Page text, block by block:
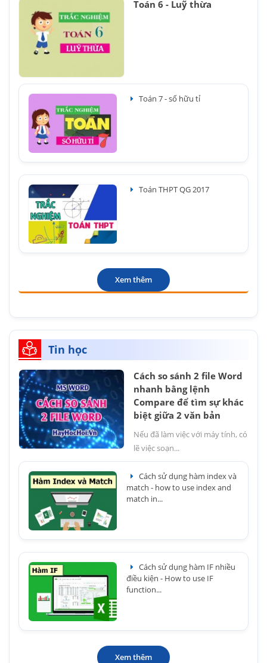
Toán 6 - Luỹ thừa
Toán 7 - số hữu tỉ
Toán THPT QG 2017
Xem thêm
Tin học
Cách so sánh 2 file Word
nhanh bằng lệnh
Compare để tìm sự khác
biệt giữa 2 văn bản
Nếu đã làm việc với máy tính, có
lẽ việc soạn...
Cách sử dụng hàm index và
match - how to use index and
match in...
Cách sử dụng hàm IF nhiều
điều kiện - How to use IF
function...
Xem thêm